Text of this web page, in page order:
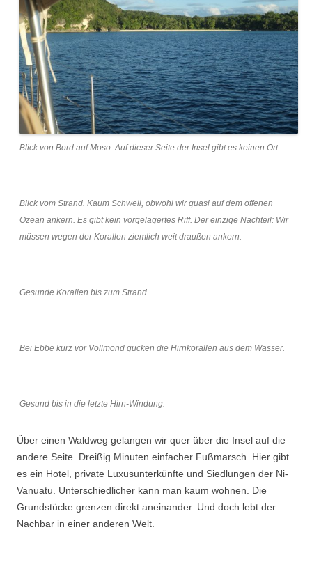
Blick von Bord auf Moso. Auf dieser Seite der Insel gibt es keinen Ort.
Blick vom Strand. Kaum Schwell, obwohl wir quasi auf dem offenen
Ozean ankern. Es gibt kein vorgelagertes Riff. Der einzige Nachteil: Wir
müssen wegen der Korallen ziemlich weit draußen ankern.
Gesunde Korallen bis zum Strand.
Bei Ebbe kurz vor Vollmond gucken die Hirnkorallen aus dem Wasser.
Gesund bis in die letzte Hirn-Windung.
Über einen Waldweg gelangen wir quer über die Insel auf die
andere Seite. Dreißig Minuten einfacher Fußmarsch. Hier gibt
es ein Hotel, private Luxusunterkünfte und Siedlungen der Ni-
Vanuatu. Unterschiedlicher kann man kaum wohnen. Die
Grundstücke grenzen direkt aneinander. Und doch lebt der
Nachbar in einer anderen Welt.